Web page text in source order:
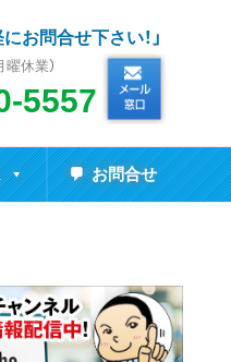
お問合せ下さい！」
曜休業）
5557
お問合せ